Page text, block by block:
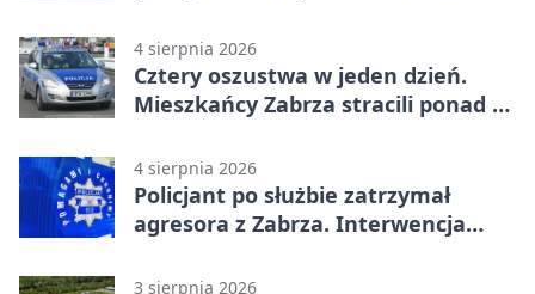
4 sierpnia 2026
Cztery oszustwa w jeden dzień.
Mieszkańcy Zabrza stracili ponad 6
4 sierpnia 2026
Policjant po służbie zatrzymał
agresora z Zabrza. Interwencja
3 sierpnia 2026